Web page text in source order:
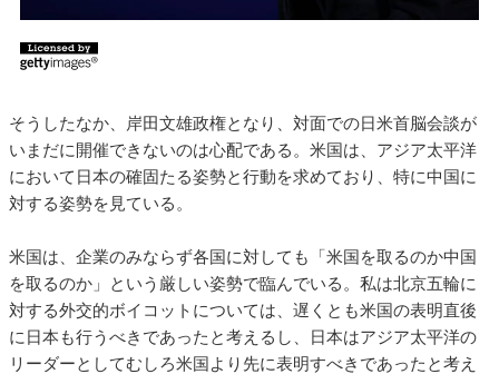
そうしたなか、岸田文雄政権となり、対面での日米首脳会談が
いまだに開催できないのは心配である。米国は、アジア太平洋
において日本の確固たる姿勢と行動を求めており、特に中国に
対する姿勢を見ている。
米国は、企業のみならず各国に対しても「米国を取るのか中国
を取るのか」という厳しい姿勢で臨んでいる。私は北京五輪に
対する外交的ボイコットについては、遅くとも米国の表明直後
に日本も行うべきであったと考えるし、日本はアジア太平洋の
リーダーとしてむしろ米国より先に表明すべきであったと考え